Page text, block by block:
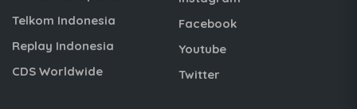
Telkom Indonesia
Replay Indonesia
CDS Worldwide
Facebook
Youtube
Twitter